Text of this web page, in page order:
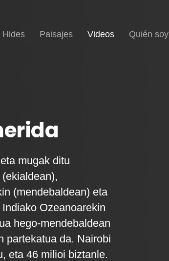
Inicio
Hides Paisajes Videos(current)Quién soy
mugak ditu
(mendebaldean) eta
Ozeanoarekin
hego-mendebaldean
partekatua da. Nairobi
eta 46 milioi biztanle.